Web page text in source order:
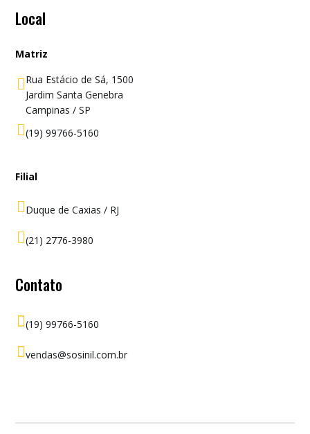
Local
Matriz
Rua Estácio de Sá, 1500
Jardim Santa Genebra
Campinas / SP
(19) 99766-5160
Filial
Duque de Caxias / RJ
(21) 2776-3980
Contato
(19) 99766-5160
vendas@sosinil.com.br